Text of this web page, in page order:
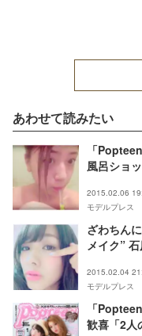
あわせて読みたい
「
風呂ショ
2015.02.06
モデルプレス
ざわちん
メイク”
2015.02.04
モデルプレス
「
歓喜「2人